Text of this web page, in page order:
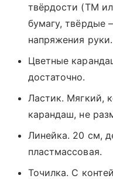
твёрдости (ТМ
бумагу, твёрдые
напряжения руки.
Цветные
достаточно.
Ластик. Мягкий,
карандаш, не
Линейка. 20 см,
пластмассовая.
Точилка. С